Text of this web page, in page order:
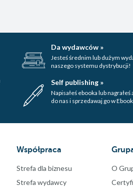
Da wydawców »
Jesteś średnim lub dużym
naszego systemu dystrybucji!
Self publishing »
Napisałeś ebooka lub nagrałeś
do nas i sprzedawaj go w
Współpraca
Strefa dla biznesu
Strefa wydawcy
O